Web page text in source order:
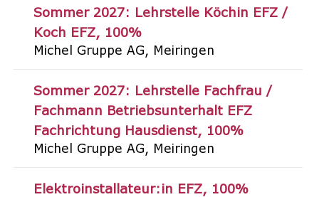
Sommer 2027: Lehrstelle Köchin EFZ /
Koch EFZ
100%
Michel Gruppe AG Meiringen
Sommer 2027: Lehrstelle Fachfrau /
Fachmann Betriebsunterhalt EFZ
Fachrichtung Hausdienst
100%
Michel Gruppe AG Meiringen
Elektroinstallateur:in EFZ 100%